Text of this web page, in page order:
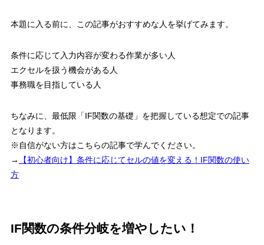
本題に入る前に、この記事がおすすめな人を挙げてみます。
条件に応じて入力内容が変わる作業が多い人
エクセルを扱う機会がある人
事務職を目指している人
ちなみに、最低限 「IF関数の基礎」を把握している想定での記事
となります。
※自信がない方はこちらの記事で学んでください。
→
【初心者向け】条件に応じてセルの値を変える！IF関数の使い
方
IF関数の条件分岐を増やしたい！